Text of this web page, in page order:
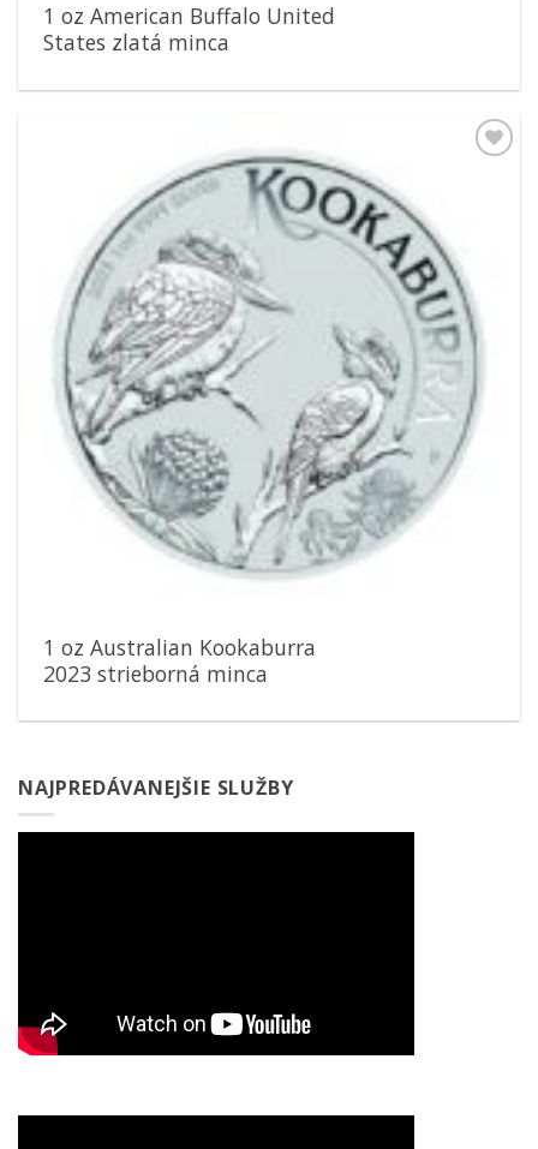
1 oz American Buffalo United
States zlatá minca
1 oz Australian Kookaburra
2023 strieborná minca
NAJPREDÁVANEJŠIE SLUŽBY